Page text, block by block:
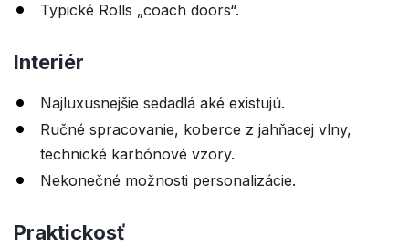
Typické Rolls „coach doors“.
Interiér
Najluxusnejšie sedadlá aké existujú.
Ručné spracovanie, koberce z jahňacej vlny,
technické karbónové vzory.
Nekonečné možnosti personalizácie.
Praktickosť